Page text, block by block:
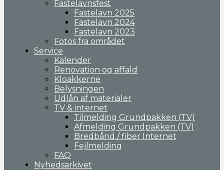
Fastelavnsfest
Fastelavn 2025
Fastelavn 2024
Fastelavn 2023
Fotos fra området
Service
Kalender
Renovation og affald
Kloakkerne
Belysningen
Udlån af materialer
TV & internet
Tilmelding Grundpakken (TV)
Afmelding Grundpakken (TV)
Bredbånd / fiber Internet
Fejlmelding
FAQ
Nyhedsarkivet